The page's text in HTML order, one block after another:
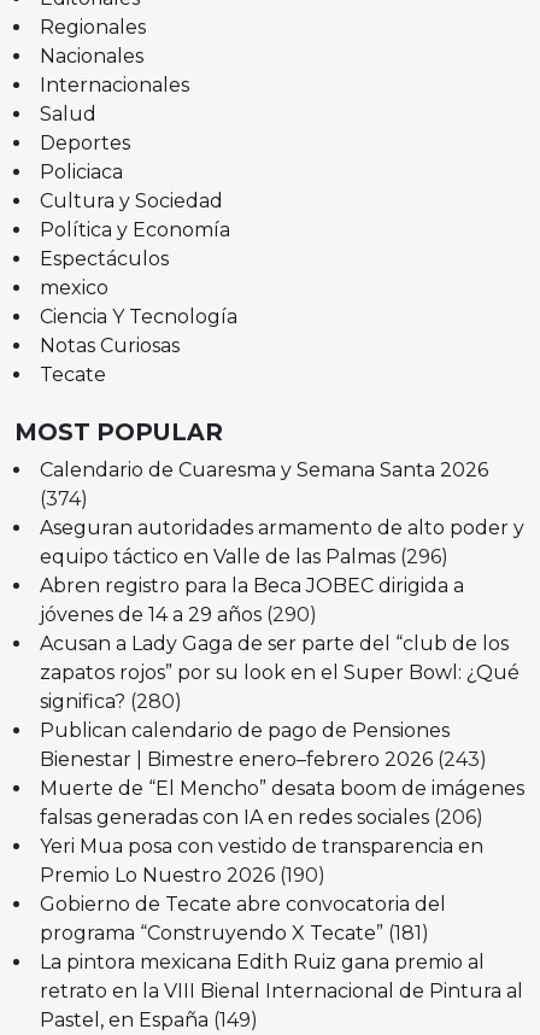
Regionales
Nacionales
Internacionales
Salud
Deportes
Policiaca
Cultura y Sociedad
Política y Economía
Espectáculos
mexico
Ciencia Y Tecnología
Notas Curiosas
Tecate
MOST POPULAR
Calendario de Cuaresma y Semana Santa 2026
(374)
Aseguran autoridades armamento de alto poder y
equipo táctico en Valle de las Palmas (296)
Abren registro para la Beca JOBEC dirigida a
jóvenes de 14 a 29 años (290)
Acusan a Lady Gaga de ser parte del “club de los
zapatos rojos” por su look en el Super Bowl: ¿Qué
significa? (280)
Publican calendario de pago de Pensiones
Bienestar | Bimestre enero–febrero 2026 (243)
Muerte de “El Mencho” desata boom de imágenes
falsas generadas con IA en redes sociales (206)
Yeri Mua posa con vestido de transparencia en
Premio Lo Nuestro 2026 (190)
Gobierno de Tecate abre convocatoria del
programa “Construyendo X Tecate” (181)
La pintora mexicana Edith Ruiz gana premio al
retrato en la VIII Bienal Internacional de Pintura al
Pastel, en España (149)